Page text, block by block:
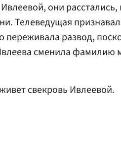
они расстались,
Телеведущая
переживала развод,
сменила фамилию
свекровь Ивлеевой.